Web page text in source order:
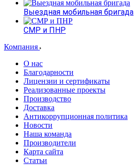
Выездная мобильная бригада
СМР и ПНР
Компания
О нас
Благодарности
Лицензии и сертификаты
Реализованные проекты
Производство
Доставка
Антикоррупционная политика
Новости
Наша команда
Производители
Карта сайта
Статьи